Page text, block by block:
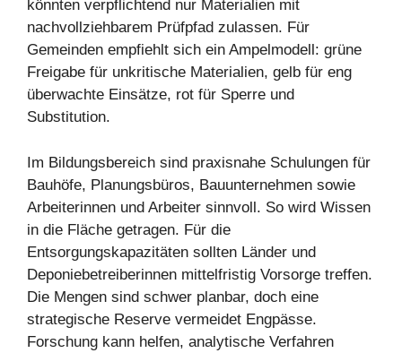
könnten verpflichtend nur Materialien mit
nachvollziehbarem Prüfpfad zulassen. Für
Gemeinden empfiehlt sich ein Ampelmodell: grüne
Freigabe für unkritische Materialien, gelb für eng
überwachte Einsätze, rot für Sperre und
Substitution.
Im Bildungsbereich sind praxisnahe Schulungen für
Bauhöfe, Planungsbüros, Bauunternehmen sowie
Arbeiterinnen und Arbeiter sinnvoll. So wird Wissen
in die Fläche getragen. Für die
Entsorgungskapazitäten sollten Länder und
Deponiebetreiberinnen mittelfristig Vorsorge treffen.
Die Mengen sind schwer planbar, doch eine
strategische Reserve vermeidet Engpässe.
Forschung kann helfen, analytische Verfahren